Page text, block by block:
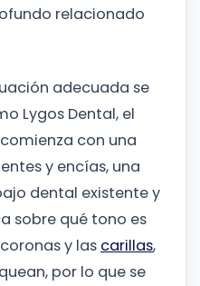
relacionado
adecuada se
Lygos Dental, el
con una
y encías, una
dental existente y
sobre qué tono es
y las carillas,
por lo que se